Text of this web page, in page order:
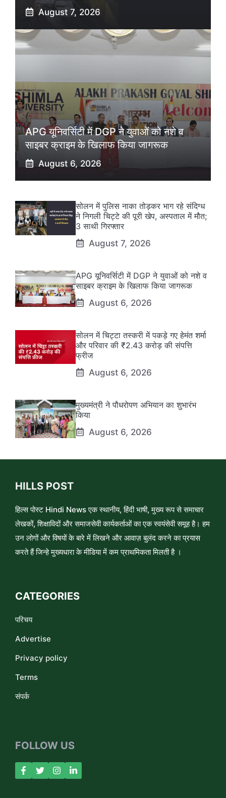
August 7, 2026
APG यूनिवर्सिटी में DGP ने युवाओं को नशे व
साइबर क्राइम के खिलाफ किया जागरूक
August 6, 2026
सोलन में पुलिस नाका तोड़कर भाग रहे संदिग्ध
ने निगली चिट्टे की पूरी खेप, अस्पताल में मौत;
3 साथी गिरफ्तार
August 7, 2026
APG यूनिवर्सिटी में DGP ने युवाओं को नशे व
साइबर क्राइम के खिलाफ किया जागरूक
August 6, 2026
सोलन में चिट्टा तस्करी में पकड़े गए हेमंत शर्मा
और परिवार की ₹2.43 करोड़ की संपत्ति
फ्रीज
August 6, 2026
मुख्यमंत्री ने पौधरोपण अभियान का शुभारंभ
किया
August 6, 2026
HILLS POST
हिल्स पोस्ट Hindi News एक स्थानीय, हिंदी भाषी, मुख्य रूप से समाचार
लेखकों, शिक्षाविदों और समाजसेवी कार्यकर्ताओं का एक स्वयंसेवी समूह है। हम
उन लोगों और विषयों के बारे में लिखने और आवाज़ बुलंद करने का प्रयास
करते हैं जिन्हे मुख्यधारा के मीडिया में कम प्राथमिकता मिलती है ।
CATEGORIES
परिचय
Advertise
Privacy policy
Terms
संपर्क
FOLLOW US